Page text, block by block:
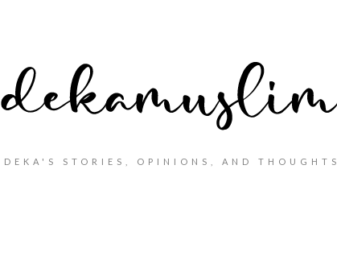
DEKA'S STORIES, OPINIONS, AND THOUGHTS